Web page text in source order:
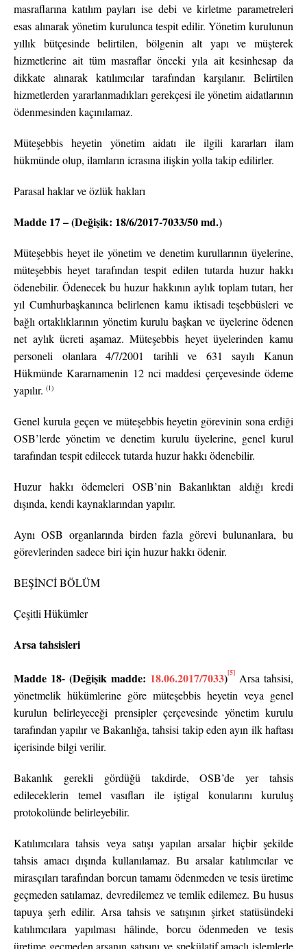
masraflarına katılım payları ise debi ve kirletme parametreleri
esas alınarak yönetim kurulunca tespit edilir. Yönetim kurulunun
yıllık bütçesinde belirtilen, bölgenin alt yapı ve müşterek
hizmetlerine ait tüm masraflar önceki yıla ait kesinhesap da
dikkate alınarak katılımcılar tarafından karşılanır. Belirtilen
hizmetlerden yararlanmadıkları gerekçesi ile yönetim aidatlarının
ödenmesinden kaçınılamaz.
Müteşebbis heyetin yönetim aidatı ile ilgili kararları ilam
hükmünde olup, ilamların icrasına ilişkin yolla takip edilirler.
Parasal haklar ve özlük hakları
Madde 17 – (Değişik: 18/6/2017-7033/50 md.)
Müteşebbis heyet ile yönetim ve denetim kurullarının üyelerine,
müteşebbis heyet tarafından tespit edilen tutarda huzur hakkı
ödenebilir. Ödenecek bu huzur hakkının aylık toplam tutarı, her
yıl Cumhurbaşkanınca belirlenen kamu iktisadi teşebbüsleri ve
bağlı ortaklıklarının yönetim kurulu başkan ve üyelerine ödenen
net aylık ücreti aşamaz. Müteşebbis heyet üyelerinden kamu
personeli olanlara 4/7/2001 tarihli ve 631 sayılı Kanun
Hükmünde Kararnamenin 12 nci maddesi çerçevesinde ödeme
yapılır. (1)
Genel kurula geçen ve müteşebbis heyetin görevinin sona erdiği
OSB’lerde yönetim ve denetim kurulu üyelerine, genel kurul
tarafından tespit edilecek tutarda huzur hakkı ödenebilir.
Huzur hakkı ödemeleri OSB’nin Bakanlıktan aldığı kredi
dışında, kendi kaynaklarından yapılır.
Aynı OSB organlarında birden fazla görevi bulunanlara, bu
görevlerinden sadece biri için huzur hakkı ödenir.
BEŞİNCİ BÖLÜM
Çeşitli Hükümler
Arsa tahsisleri
Madde 18- (Değişik madde: 18.06.2017/7033)[5] Arsa tahsisi,
yönetmelik hükümlerine göre müteşebbis heyetin veya genel
kurulun belirleyeceği prensipler çerçevesinde yönetim kurulu
tarafından yapılır ve Bakanlığa, tahsisi takip eden ayın ilk haftası
içerisinde bilgi verilir.
Bakanlık gerekli gördüğü takdirde, OSB’de yer tahsis
edileceklerin temel vasıfları ile iştigal konularını kuruluş
protokolünde belirleyebilir.
Katılımcılara tahsis veya satışı yapılan arsalar hiçbir şekilde
tahsis amacı dışında kullanılamaz. Bu arsalar katılımcılar ve
mirasçıları tarafından borcun tamamı ödenmeden ve tesis üretime
geçmeden satılamaz, devredilemez ve temlik edilemez. Bu husus
tapuya şerh edilir. Arsa tahsis ve satışının şirket statüsündeki
katılımcılara yapılması hâlinde, borcu ödenmeden ve tesis
üretime geçmeden arsanın satışını ve spekülatif amaçlı işlemlerle